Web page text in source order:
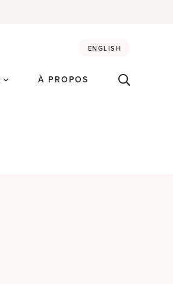
ENGLISH
À PROPOS